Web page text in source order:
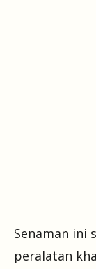
Senaman ini
peralatan